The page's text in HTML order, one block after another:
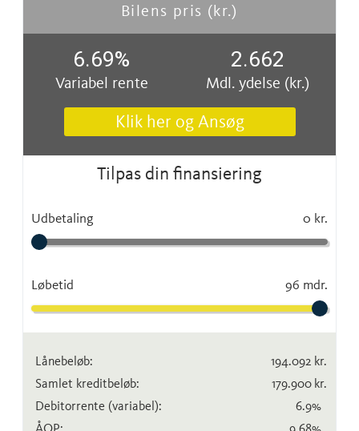
Bilens pris (kr.)
6.69%
Variabel rente
2.662
Mdl. ydelse (kr.)
Klik her og Ansøg
Tilpas din finansiering
Udbetaling 0 kr.
Løbetid 96 mdr.
Lånebeløb: 194.092 kr.
Samlet kreditbeløb:
179.900 kr.
Debitorrente (variabel): 6.9%